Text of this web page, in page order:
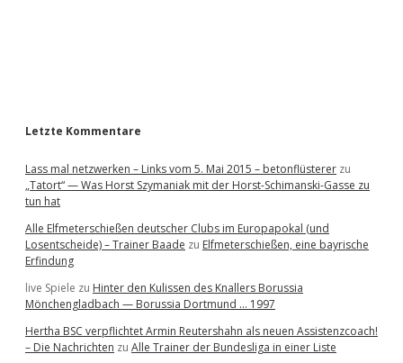
Letzte Kommentare
Lass mal netzwerken – Links vom 5. Mai 2015 – betonflüsterer zu
„Tatort“ — Was Horst Szymaniak mit der Horst-Schimanski-Gasse zu
tun hat
Alle Elfmeterschießen deutscher Clubs im Europapokal (und
Losentscheide) – Trainer Baade zu Elfmeterschießen, eine bayrische
Erfindung
live Spiele zu Hinter den Kulissen des Knallers Borussia
Mönchengladbach — Borussia Dortmund … 1997
Hertha BSC verpflichtet Armin Reutershahn als neuen Assistenzcoach!
– Die Nachrichten zu Alle Trainer der Bundesliga in einer Liste